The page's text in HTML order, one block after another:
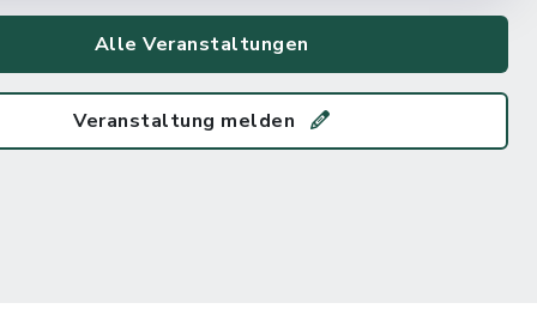
Alle Veranstaltungen
Veranstaltung melden